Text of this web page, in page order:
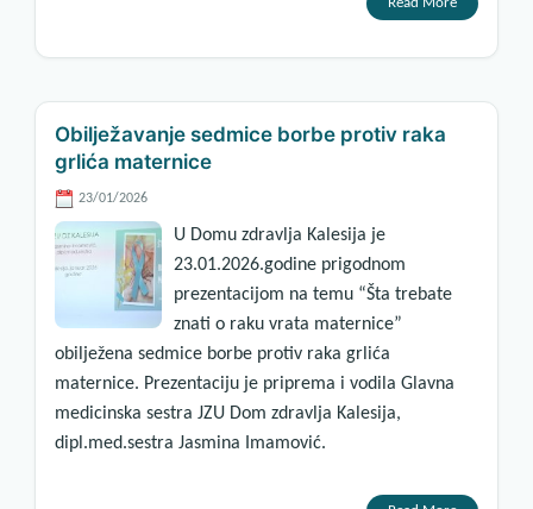
Obilježavanje sedmice borbe protiv raka
grlića maternice
23/01/2026
U Domu zdravlja Kalesija je
23.01.2026.godine prigodnom
prezentacijom na temu “Šta trebate
znati o raku vrata maternice”
obilježena sedmice borbe protiv raka grlića
maternice. Prezentaciju je priprema i vodila Glavna
medicinska sestra JZU Dom zdravlja Kalesija,
dipl.med.sestra Jasmina Imamović.